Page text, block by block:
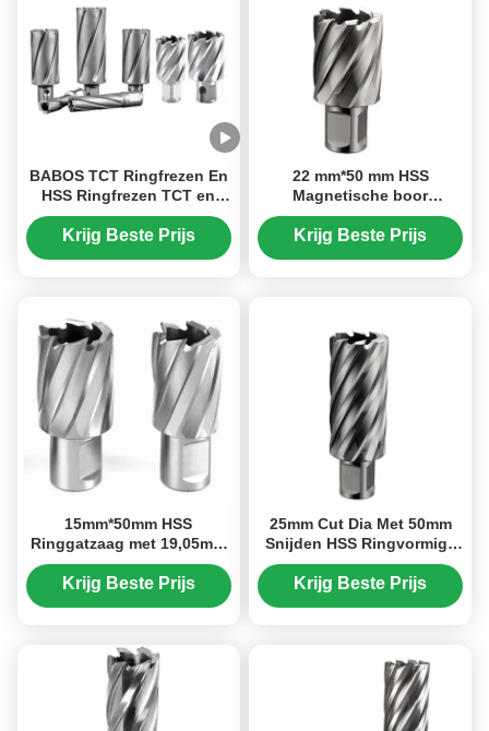
BABOS TCT Ringfrezen En
HSS Ringfrezen TCT en
HSS Broach Frezen
Volledige Voorraad Voor
Krijg Beste Prijs
22 mm*50 mm HSS
Magnetische boor
Ringvormige snijmachines
50 mm Snijdiepte Weldon
Krijg Beste Prijs
15mm*50mm HSS
Ringgatzaag met 19,05mm
Weldon-schacht M2 HSS
Magnetische Boor
Krijg Beste Prijs
25mm Cut Dia Met 50mm
Snijden HSS Ringvormige
Snijmachine Helder Hoog
Precisie Ringvormige Gat
Krijg Beste Prijs